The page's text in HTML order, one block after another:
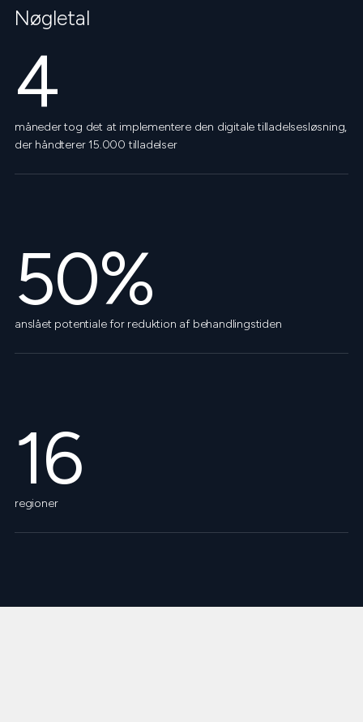
Nøgletal
4
måneder tog det at implementere den digitale tilladelsesløsning,
der håndterer 15.000 tilladelser
50%
anslået potentiale for reduktion af behandlingstiden
16
regioner